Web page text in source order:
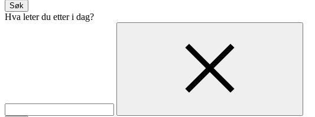
Søk
Hva leter du etter i dag?